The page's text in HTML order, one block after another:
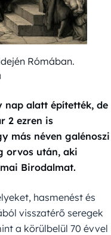
Rómában.
nap alatt építették, de
2 ezren is
más néven galénoszi
orvos után, aki
Birodalmat.
hasmenést és
visszatérő seregek
a körülbelül 70 évvel